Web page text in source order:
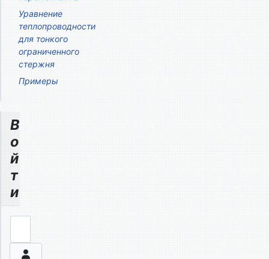
Уравнение
теплопроводности
для тонкого
ограниченного
стержня
Примеры
В
о
й
т
и